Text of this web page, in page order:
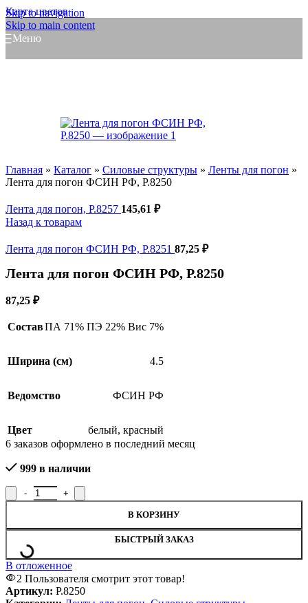
Карта цветов
Skip to navigation
Skip to main content
Меню
Главная » Каталог » Силовые структуры » Ленты для погон »
Лента для погон ФСИН РФ, Р.8250
Лента для погон, Р.8257 145,61 ₽
Назад к товарам
Лента для погон ФСИН РФ, Р.8251 87,25 ₽
Лента для погон ФСИН РФ, Р.8250
87,25 ₽
СоставПА 71% ПЭ 22% Вис 7%
Ширина (см) 4.5
Ведомство ФСИН РФ
Цвет белый, красный
6 заказов оформлено в последний месяц
999 в наличии
Количество товара Лента для погон ФСИН РФ, Р.8250
В КОРЗИНУ
БЫСТРЫЙ ЗАКАЗ
В отложенное
2 Пользователя смотрит этот товар!
Артикул: Р.8250